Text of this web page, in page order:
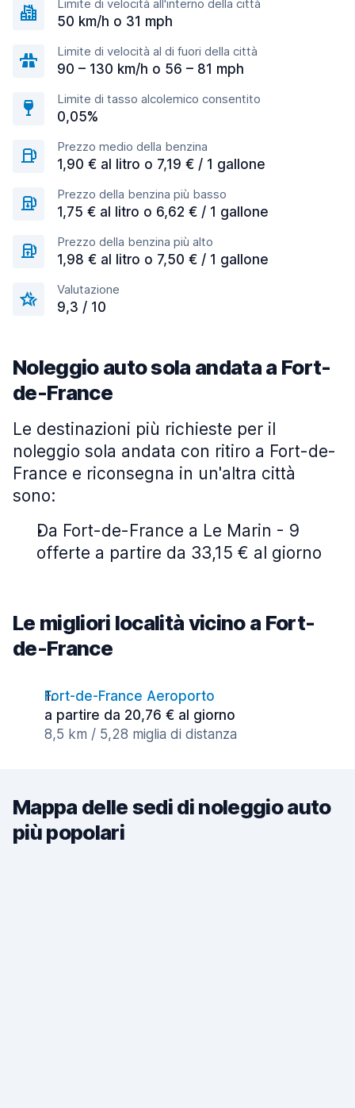
Limite di velocità all'interno della città
50 km/h o 31 mph
Limite di velocità al di fuori della città
90 – 130 km/h o 56 – 81 mph
Limite di tasso alcolemico consentito
0,05%
Prezzo medio della benzina
1,90 € al litro o 7,19 € / 1 gallone
Prezzo della benzina più basso
1,75 € al litro o 6,62 € / 1 gallone
Prezzo della benzina più alto
1,98 € al litro o 7,50 € / 1 gallone
Valutazione
9,3 / 10
Noleggio auto sola andata a Fort-
de-France
Le destinazioni più richieste per il
noleggio sola andata con ritiro a Fort-de-
France e riconsegna in un'altra città
sono:
Da Fort-de-France a Le Marin - 9
offerte a partire da 33,15 € al giorno
Le migliori località vicino a Fort-
de-France
Fort-de-France Aeroporto
a partire da 20,76 € al giorno
8,5 km / 5,28 miglia di distanza
Mappa delle sedi di noleggio auto
più popolari